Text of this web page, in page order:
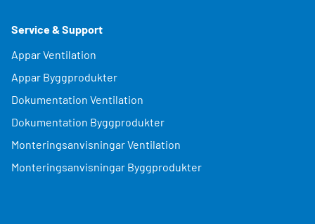
Service & Support
Appar Ventilation
Appar Byggprodukter
Dokumentation Ventilation
Dokumentation Byggprodukter
Monteringsanvisningar Ventilation
Monteringsanvisningar Byggprodukter